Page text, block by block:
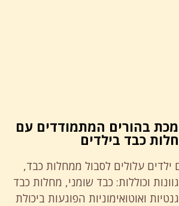
בהורים המתמודדים עם
כבד בילדים
ילדים עלולים לסבול ממחלות כבד,
וכוללות: כבד שומני, מחלות כבד
ואוטואימוניות הפוגעות ביכולת